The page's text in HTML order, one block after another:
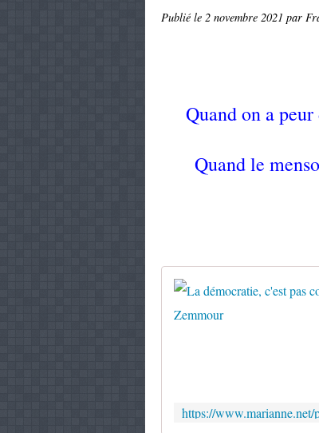
Publié le 2 novembre 2021 par
Quand on a
Quand le